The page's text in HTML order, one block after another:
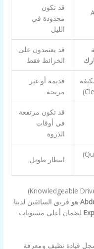
قد تكون
محدودة في
الليل
قد يعتمدون على
الخرائط فقط
قديمة أو غير
مريحة
قد تكون مرتفعة
في أوقات
الذروة
وصول سريع (Quick Arrival)
انتظار طويل
هو فريق السائقين لدينا.
لضمان أعلى مستويات
قيادة نظيف ومعرفة